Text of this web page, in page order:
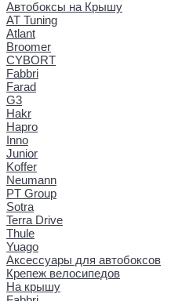
Автобоксы на Крышу
AT Tuning
Atlant
Broomer
CYBORT
Fabbri
Farad
G3
Hakr
Hapro
Inno
Junior
Koffer
Neumann
PT Group
Sotra
Terra Drive
Thule
Yuago
Аксессуары для автобоксов
Крепеж велосипедов
На крышу